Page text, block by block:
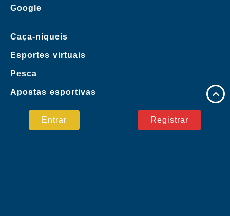
Google
Caça-níqueis
Esportes virtuais
Pesca
Apostas esportivas
Contate-nos
Notícias Expressas
Entrar Registrar